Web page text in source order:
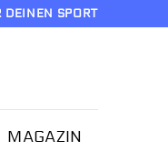
DEINEN SPORT
MAGAZIN